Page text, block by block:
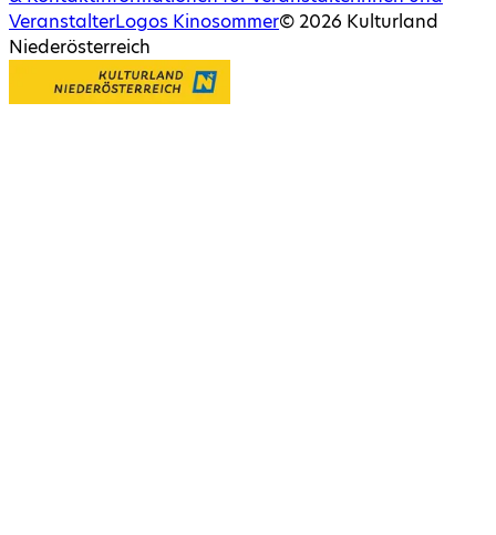
VeranstalterLogos Kinosommer© 2026 Kulturland
Niederösterreich